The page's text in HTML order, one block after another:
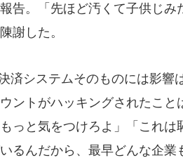
告。「先ほど汚くて子供じみ
謝した。
済システムそのものには影響
ントがハッキングされたこ
もっと気をつけろよ」「これ
るんだから、最早どんな企業